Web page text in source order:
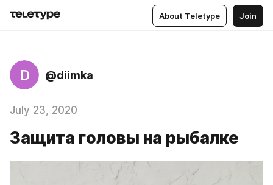
About Teletype Join
D @diimka
July 23, 2020
Защита головы на рыбалке